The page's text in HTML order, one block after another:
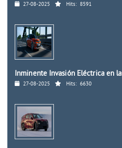
27-08-2025 Hits: 8591
Inminente Invasión Eléctrica en la
27-08-2025 Hits: 6630